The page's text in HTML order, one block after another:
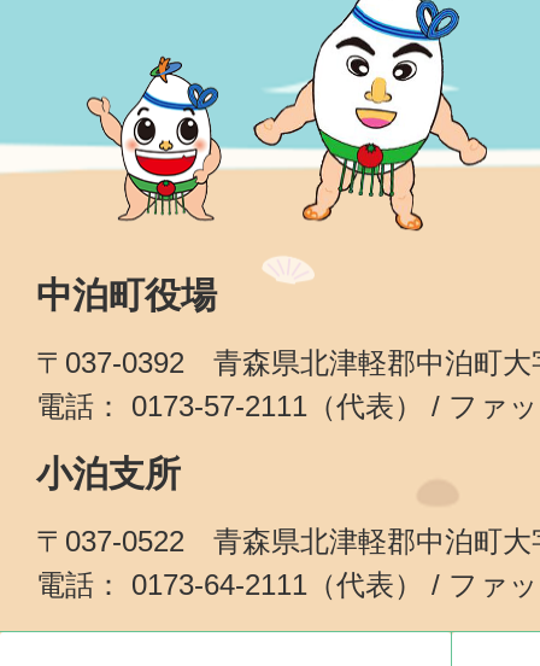
中泊町役場
〒037-0392 青森県北津軽郡中泊町大
電話： 0173-57-2111（代表） / ファ
小泊支所
〒037-0522 青森県北津軽郡中泊町大
電話： 0173-64-2111（代表） / ファ